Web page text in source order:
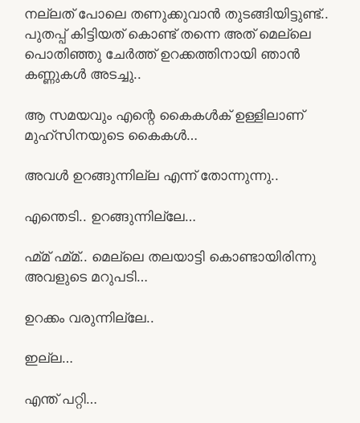
നല്ലത് പോലെ തണുക്കുവാൻ തുടങ്ങിയിട്ടുണ്ട്..
പുതപ്പ് കിട്ടിയത് കൊണ്ട് തന്നെ അത് മെല്ലെ
പൊതിഞ്ഞു ചേർത്ത് ഉറക്കത്തിനായി ഞാൻ
കണ്ണുകൾ അടച്ചു..
ആ സമയവും എന്റെ കൈകൾക് ഉള്ളിലാണ്
മുഹ്‌സിനയുടെ കൈകൾ…
അവൾ ഉറങ്ങുന്നില്ല എന്ന് തോന്നുന്നു..
എന്തെടി.. ഉറങ്ങുന്നില്ലേ…
ഹ്മ്മ് ഹ്മ്മ്.. മെല്ലെ തലയാട്ടി കൊണ്ടായിരിന്നു
അവളുടെ മറുപടി…
ഉറക്കം വരുന്നില്ലേ..
ഇല്ല…
എന്ത് പറ്റി…